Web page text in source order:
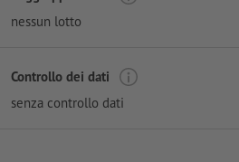
nessun lotto
Controllo dei dati
senza controllo dati